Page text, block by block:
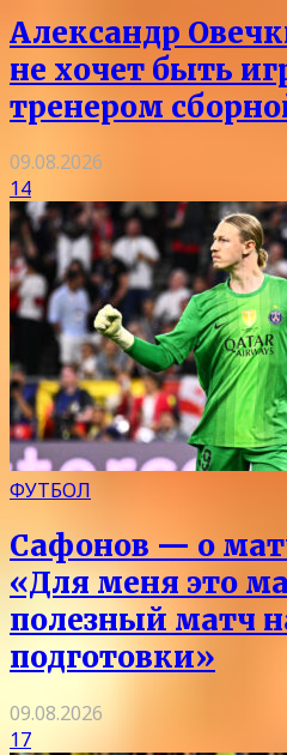
Александр
не хочет быть
тренером
09.08.2026
14
ФУТБОЛ
Сафонов — о
«Для меня это
полезный матч
подготовки»
09.08.2026
17